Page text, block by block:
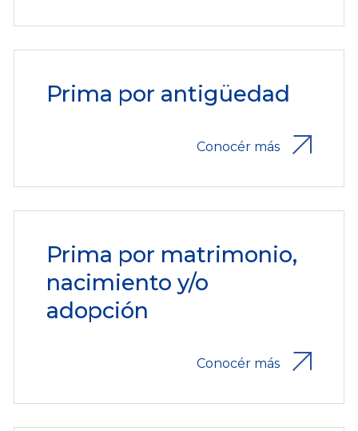
Prima por antigüedad
Conocér más
Prima por matrimonio,
nacimiento y/o
adopción
Conocér más